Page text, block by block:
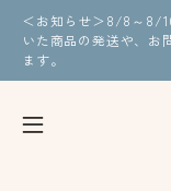
＜お知らせ＞8/8～8/
いた商品の発送や、お
ます。